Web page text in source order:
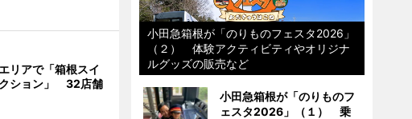
リアで「箱根スイ
ション」 32店舗
小田急箱根が「のりものフェスタ2026」
（２） 体験アクティビティやオリジナ
ルグッズの販売など
小田急箱根が「のりものフ
ェスタ2026」（１） 乗